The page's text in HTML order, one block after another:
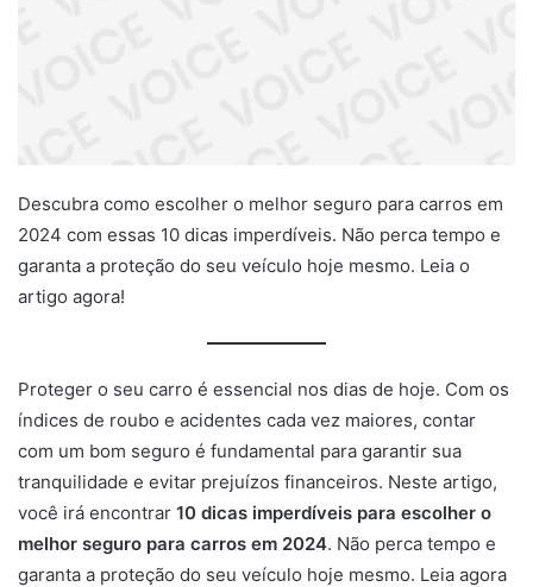
Descubra como escolher o melhor seguro para carros em
2024 com essas 10 dicas imperdíveis. Não perca tempo e
garanta a proteção do seu veículo hoje mesmo. Leia o
artigo agora!
Proteger o seu carro é essencial nos dias de hoje. Com os
índices de roubo e acidentes cada vez maiores, contar
com um bom seguro é fundamental para garantir sua
tranquilidade e evitar prejuízos financeiros. Neste artigo,
você irá encontrar 10 dicas imperdíveis para escolher o
melhor seguro para carros em 2024. Não perca tempo e
garanta a proteção do seu veículo hoje mesmo. Leia agora